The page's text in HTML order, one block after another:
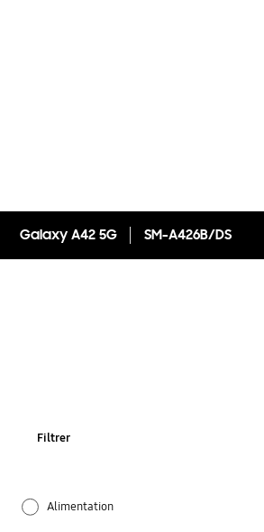
Galaxy A42 5G SM-A426B/DS
Filtrer
Alimentation